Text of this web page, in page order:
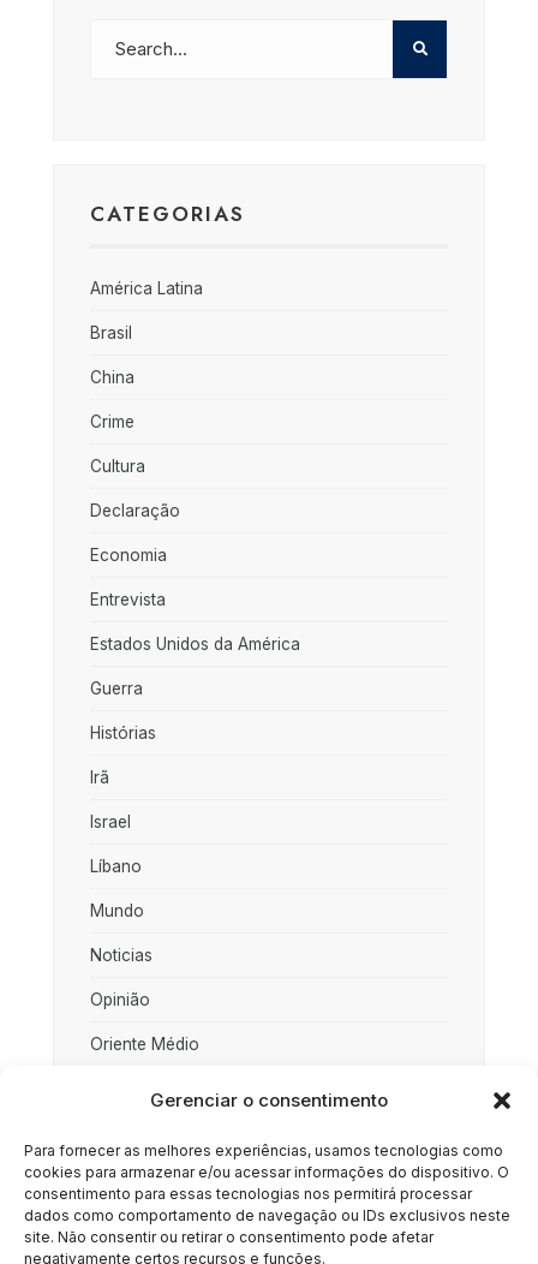
Gerenciar o consentimento
Para fornecer as melhores experiências, usamos tecnologias como
cookies para armazenar e/ou acessar informações do dispositivo. O
consentimento para essas tecnologias nos permitirá processar
dados como comportamento de navegação ou IDs exclusivos neste
site. Não consentir ou retirar o consentimento pode afetar
negativamente certos recursos e funções.
CATEGORIAS
América Latina
Brasil
China
Crime
Cultura
Declaração
Economia
Entrevista
Estados Unidos da América
Guerra
Histórias
Irã
Israel
Líbano
Mundo
Noticias
Opinião
Oriente Médio
Rússia
Sociedade